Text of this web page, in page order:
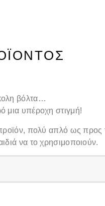
βόλτα…
μια υπέροχη στιγμή!
προϊόν, πολύ απλό ως προς
να το χρησιμοποιούν.